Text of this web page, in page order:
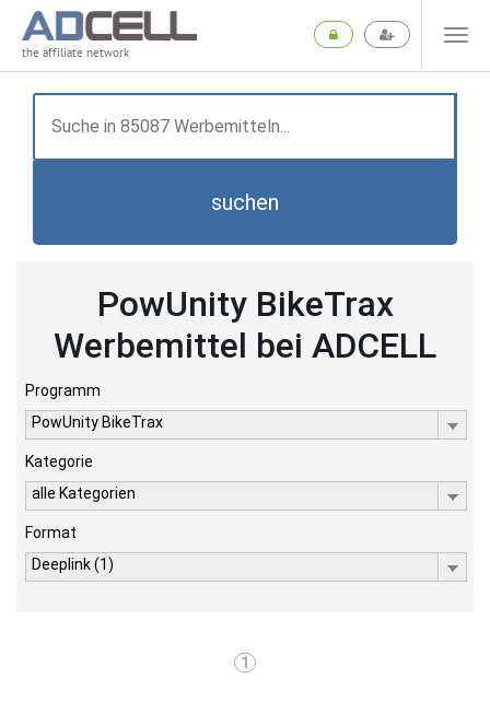
the affiliate network
suchen
PowUnity BikeTrax
Werbemittel bei ADCELL
Programm
PowUnity BikeTrax
Kategorie
alle Kategorien
Format
Deeplink (1)
1